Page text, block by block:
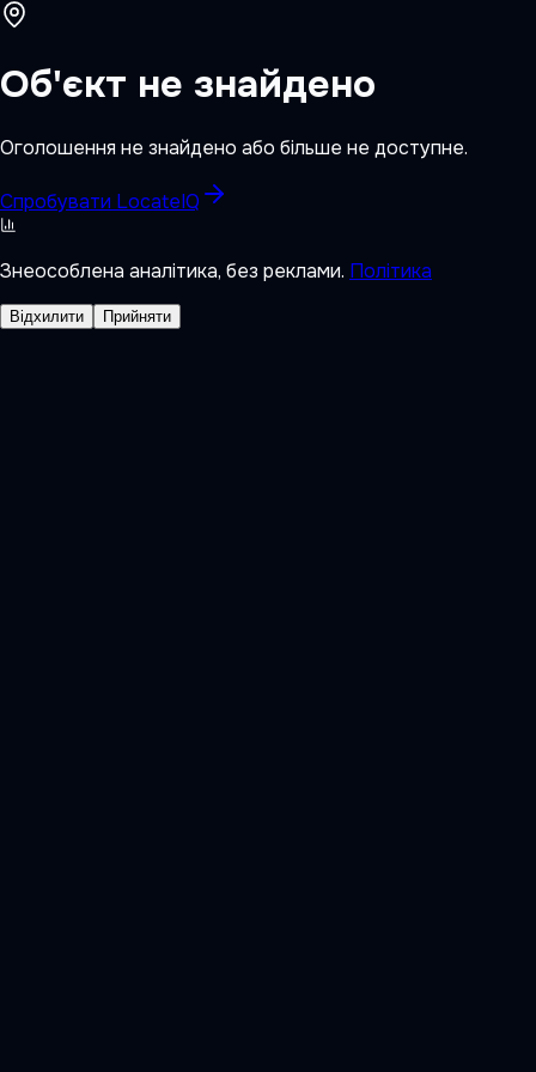
Об'єкт не знайдено
Оголошення не знайдено або більше не доступне.
Спробувати LocateIQ
Знеособлена аналітика, без реклами. Політика
Відхилити Прийняти